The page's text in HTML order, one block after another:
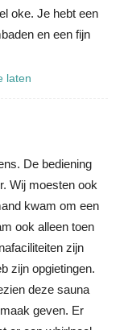
oke. Je hebt een
en een fijn
laten
De bediening
Wij moesten ook
kwam om een
ook alleen toen
zijn
zijn opgietingen.
deze sauna
geven. Er